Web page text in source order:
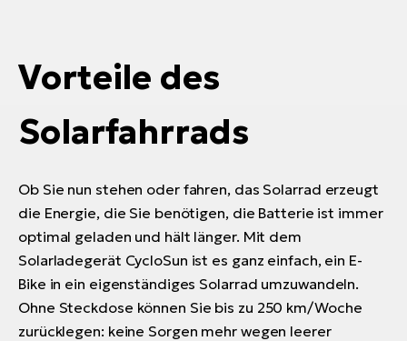
Vorteile des
Solarfahrrads
Ob Sie nun stehen oder fahren, das Solarrad erzeugt
die Energie, die Sie benötigen, die Batterie ist immer
optimal geladen und hält länger. Mit dem
Solarladegerät CycloSun ist es ganz einfach, ein E-
Bike in ein eigenständiges Solarrad umzuwandeln.
Ohne Steckdose können Sie bis zu 250 km/Woche
zurücklegen: keine Sorgen mehr wegen leerer